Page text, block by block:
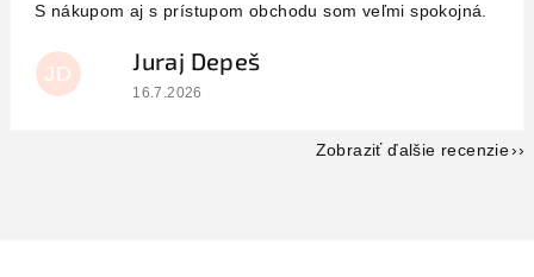
S nákupom aj s prístupom obchodu som veľmi spokojná.
JD Juraj Depeš
Hodnotenie obchodu je 5 z 5 hviezdičiek.
16.7.2026
Zobraziť ďalšie recenzie